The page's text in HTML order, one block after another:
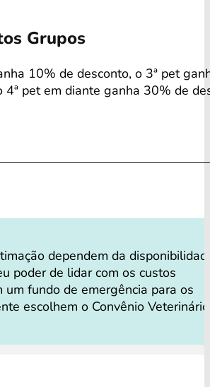
Grupos
10% de desconto, o 3ª pet
4ª pet em diante ganha 30% de
dependem da
poder de lidar com os custos
um fundo de emergência para os
escolhem o Convênio Veterinário